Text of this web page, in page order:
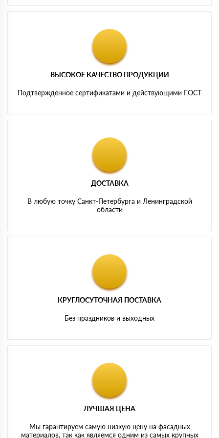
ВЫСОКОЕ КАЧЕСТВО ПРОДУКЦИИ
Подтвержденное сертификатами и действующими ГОСТ
ДОСТАВКА
В любую точку Санкт-Петербурга и Ленинградской
области
КРУГЛОСУТОЧНАЯ ПОСТАВКА
Без праздников и выходных
ЛУЧШАЯ ЦЕНА
Мы гарантируем самую низкую цену на фасадных
материалов, так как являемся одним из самых крупных